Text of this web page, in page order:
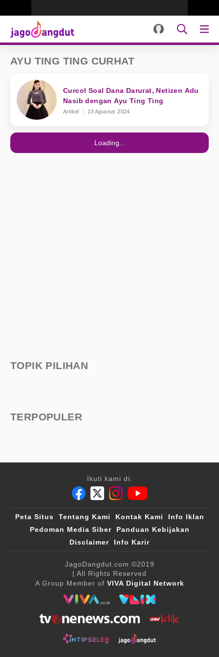
AYU TING TING CURHAT
Curcol Soal Dana Darurat, Netizen Adu
Nasib dengan Ayu Ting Ting
Artikel 13 Agustus 2024
Loading...
TOPIK PILIHAN
TERPOPULER
Ikuti kami di:
Peta Situs Tentang Kami Kontak Kami
Info Iklan
Pedoman Media Siber
Panduan Kebijakan
Disclaimer
Info Karir
JagoDangdut.com ©2019
| All Rights Reserved
A Group Member of VIVA Digital Network